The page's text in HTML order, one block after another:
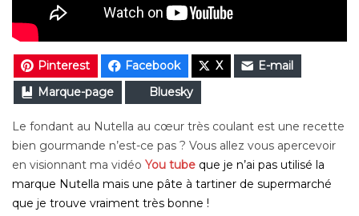
Pinterest Facebook X
E-mail
Marque-page
Bluesky
Le fondant au Nutella au cœur très coulant est une recette
bien gourmande n’est-ce pas ? Vous allez vous apercevoir
en visionnant ma vidéo You tube que je n’ai pas utilisé la
marque Nutella mais une pâte à tartiner de supermarché
que je trouve vraiment très bonne !